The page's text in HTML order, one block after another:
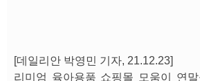
[데일리안 박영민 기자, 21.12.23]
리미엄 육아용품 쇼핑몰 모움이 연